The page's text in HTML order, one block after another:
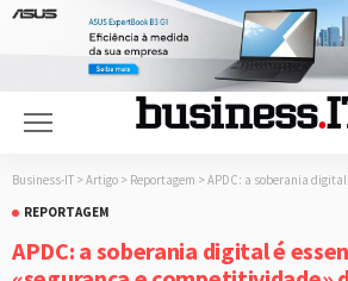
Business-IT > Artigo > Reportagem > APDC: a soberania digital é essencial
REPORTAGEM
APDC: a soberania digital é